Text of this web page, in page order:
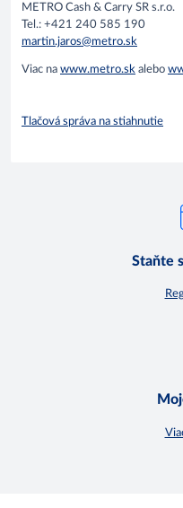
METRO Cash & Carry SR s.r.o.
Tel.: +421 240 585 190
martin.jaros@metro.sk
Viac na www.metro.sk alebo
Tlačová správa na stiahnutie
Staňte